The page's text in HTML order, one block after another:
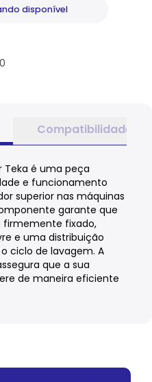
disponível
Compatibilidade
Teka é uma peça
e funcionamento
superior nas máquinas
garante que
firmemente fixado,
e uma distribuição
ciclo de lavagem. A
que a sua
de maneira eficiente